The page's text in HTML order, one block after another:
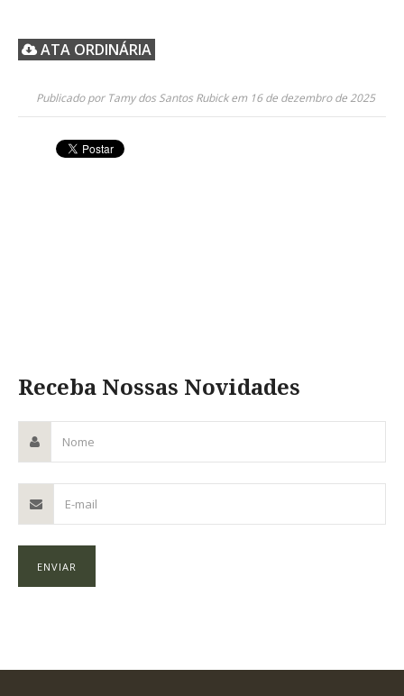
ATA ORDINÁRIA
Publicado por Tamy dos Santos Rubick em 16 de dezembro de 2025
Receba Nossas Novidades